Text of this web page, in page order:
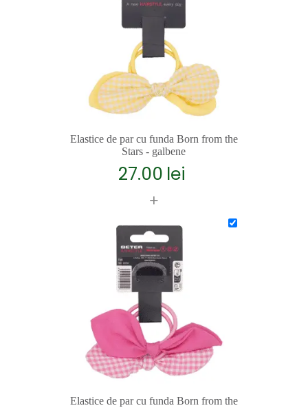
Elastice de par cu funda Born from the
Stars - galbene
27.00 lei
+
Elastice de par cu funda Born from the